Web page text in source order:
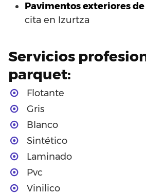
Pavimentos exteriores
cita en Izurtza
Servicios
parquet:
Flotante
Gris
Blanco
Sintético
Laminado
Pvc
Vinilico